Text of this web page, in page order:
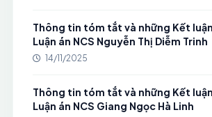
Thông tin tóm tắt và những Kết
Luận án NCS Nguyễn Thị Diễm Trinh
14/11/2025
Thông tin tóm tắt và những Kết
Luận án NCS Giang Ngọc Hà Linh